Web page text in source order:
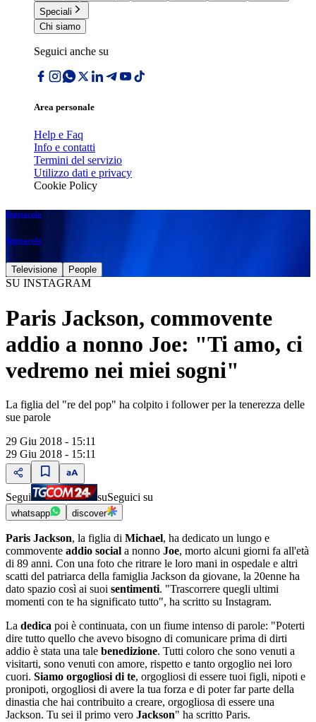
Speciali
Chi siamo
Seguici anche su
Area personale
Help e Faq
Info e contatti
Termini del servizio
Utilizzo dati e privacy
Cookie Policy
Spettacolo
Spettacolo
Televisione People
SU INSTAGRAM
Paris Jackson, commovente
addio a nonno Joe: "Ti amo, ci
vedremo nei miei sogni"
La figlia del "re del pop" ha colpito i follower per la tenerezza delle
sue parole
29 Giu 2018 - 15:11
29 Giu 2018 - 15:11
Segui suSeguici su
whatsapp discover
Paris Jackson, la figlia di Michael, ha dedicato un lungo e
commovente addio social a nonno Joe, morto alcuni giorni fa all'età
di 89 anni. Con una foto che ritrare le loro mani in ospedale e altri
scatti del patriarca della famiglia Jackson da giovane, la 20enne ha
dato spazio così ai suoi sentimenti. "Trascorrere quegli ultimi
momenti con te ha significato tutto", ha scritto su Instagram.
La dedica poi è continuata, con un fiume intenso di parole: "Poterti
dire tutto quello che avevo bisogno di comunicare prima di dirti
addio è stata una tale benedizione. Tutti coloro che sono venuti a
visitarti, sono venuti con amore, rispetto e tanto orgoglio nei loro
cuori. Siamo orgogliosi di te, orgogliosi di essere tuoi figli, nipoti e
pronipoti, orgogliosi di avere la tua forza e di poter far parte della
dinastia che hai contribuito a creare, orgogliosa di essere una
Jackson. Tu sei il primo vero Jackson" ha scritto Paris.